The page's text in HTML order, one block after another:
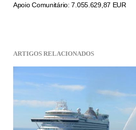
Apoio Comunitário: 7.055.629,87 EUR
ARTIGOS RELACIONADOS